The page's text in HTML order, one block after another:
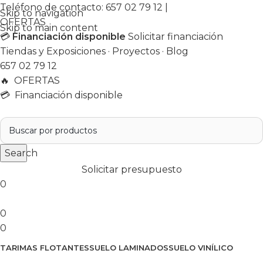
Skip to navigation
Skip to main content
Teléfono de contacto: 657 02 79 12
OFERTAS
💳 Financiación disponible Solicitar financiación
Tiendas y Exposiciones · Proyectos · Blog
657 02 79 12
🔥 OFERTAS
💳 Financiación disponible
Search
Solicitar presupuesto
0
0
0
TARIMAS FLOTANTESSUELO LAMINADOSSUELO VINÍLICO